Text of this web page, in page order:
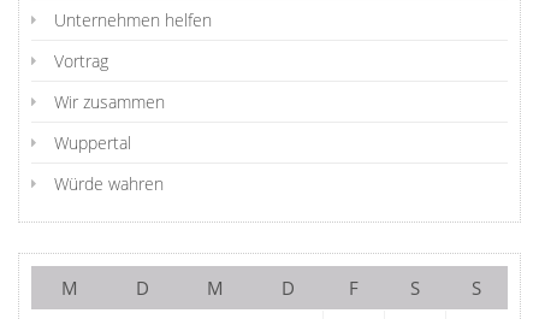
Unternehmen helfen
Vortrag
Wir zusammen
Wuppertal
Würde wahren
M D M D F S S